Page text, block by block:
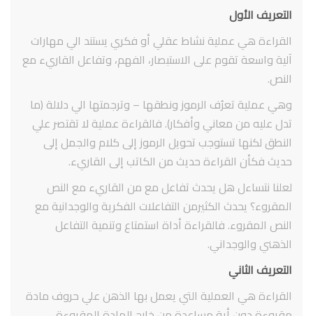
التعريف الأول
القراءة هي عملية نشاط عقلي أو فكري يستند الي مهارات
آلية واسعة تقوم على الاستبصار، الفهم، وتفاعل القاريء مع
النص.
وهي عملية تعرُف الرموز ونطقها – وترجمتها الي دلالة (ما
تدل عليه من معاني وأفكار). فالقراءة عملية لا تقتصر علي
النطق لكنها تستوجب تحويل الرموز إلى كلام والجمل إلى
حديث فكأن القراءة حديث من الكاتب إلى القاريء.
لعلنا نتساءل هل يحدث تفاعل مع من القاريء مع النص
المقروء؟ يحدث الكثيرمن التفاعلات الفكرية والوجدانية مع
النص المقروء. فالقراءة أداة استمتاع وتنمية التفاعل
الذهني والوجداني.
التعريف الثاني
القراءة هي العملية التي يعمل بها الذهن علي حروف مادة